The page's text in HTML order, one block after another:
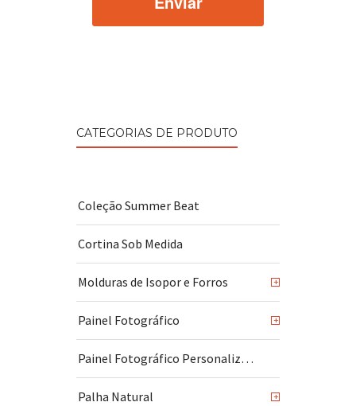
CATEGORIAS DE PRODUTO
Coleção Summer Beat
Cortina Sob Medida
Molduras de Isopor e Forros +
Painel Fotográfico +
Painel Fotográfico Personalizado
Palha Natural +